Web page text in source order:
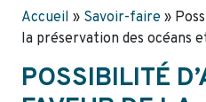
Accueil » Savoir-faire »
la préservation des océans
POSSIBILITÉ